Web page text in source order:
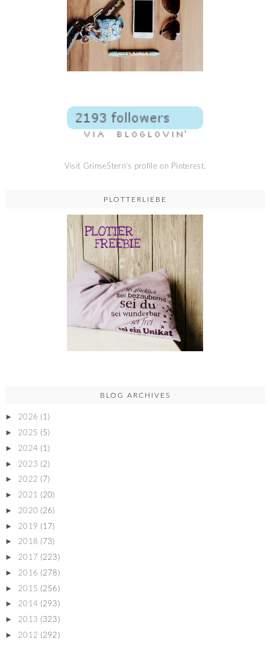
Visit GrinseStern's profile on Pinterest.
PLOTTERLIEBE
BLOG ARCHIVES
► 2026 (1)
► 2025 (5)
► 2024 (1)
► 2023 (2)
► 2022 (7)
► 2021 (20)
► 2020 (26)
► 2019 (17)
► 2018 (73)
► 2017 (223)
► 2016 (278)
► 2015 (256)
► 2014 (293)
► 2013 (323)
► 2012 (292)